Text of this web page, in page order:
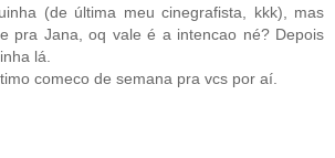
(de última meu cinegrafista, kkk), mas
pra Jana, oq vale é a intencao né? Depois
lá.
comeco de semana pra vcs por aí.